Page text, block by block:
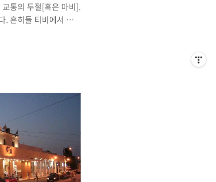
통의 두절[혹은 마비].
. 흔히들 티비에서 그
지는 장마철의 어느
가 있다. 피해를 겪는
불하고 이용하는 교
하게 가르고 가격을
묶일 때? 이러지도 못